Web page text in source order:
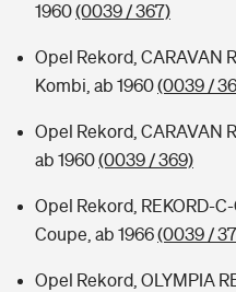
1960(0039 / 367)
Opel Rekord, CARAVAN
Kombi, ab 1960(0039 /
Opel Rekord, CARAVAN
ab 1960(0039 / 369)
Opel Rekord, REKORD-
Coupe, ab 1966(0039 /
Opel Rekord, OLYMPIA